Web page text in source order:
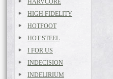
HARVCORE
HIGH FIDELITY
HOTFOOT
HOT STEEL
I FOR US
INDECISION
INDELIRIUM